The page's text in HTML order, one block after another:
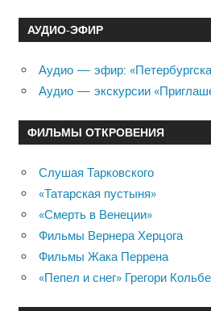
АУДИО-ЭФИР
Аудио — эфир:
Аудио — экскурсии
ФИЛЬМЫ ОТКРОВЕНИЯ
Слушая Тарковского
«Татарская пустыня»
«Смерть в Венеции»
Фильмы Вернера Херцога
Фильмы Жака Перрена
«Пепел и снег» Грегори